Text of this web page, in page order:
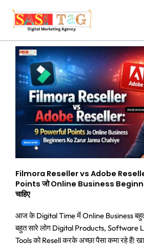
content
Filmora Reseller vs Adobe
Points जो Online Business
चाहिए
आज के Digital Time में Online Business
बहुत सारे लोग Digital Products, Software
Tools को Resell करके अच्छा पैसा कमा रहे हैं!